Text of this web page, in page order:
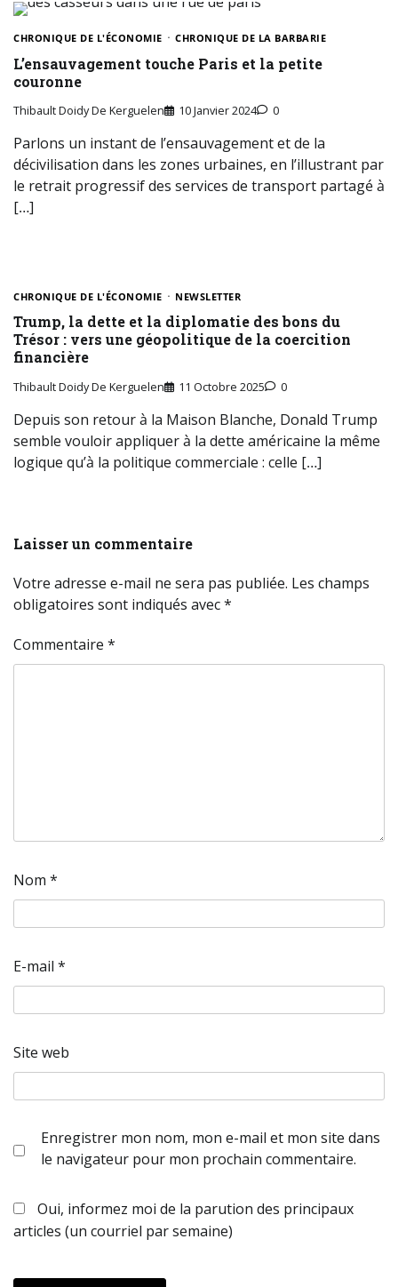
CHRONIQUE DE L'ÉCONOMIE CHRONIQUE DE LA BARBARIE
L’ensauvagement touche Paris et la petite
couronne
Thibault Doidy De Kerguelen 10 Janvier 2024 0
Parlons un instant de l’ensauvagement et de la
décivilisation dans les zones urbaines, en l’illustrant par
le retrait progressif des services de transport partagé à
[…]
CHRONIQUE DE L'ÉCONOMIE NEWSLETTER
Trump, la dette et la diplomatie des bons du
Trésor : vers une géopolitique de la coercition
financière
Thibault Doidy De Kerguelen 11 Octobre 2025 0
Depuis son retour à la Maison Blanche, Donald Trump
semble vouloir appliquer à la dette américaine la même
logique qu’à la politique commerciale : celle […]
Laisser un commentaire
Votre adresse e-mail ne sera pas publiée. Les champs
obligatoires sont indiqués avec*
Commentaire *
Nom *
E-mail *
Site web
Enregistrer mon nom, mon e-mail et mon site dans
le navigateur pour mon prochain commentaire.
Oui, informez moi de la parution des principaux
articles (un courriel par semaine)